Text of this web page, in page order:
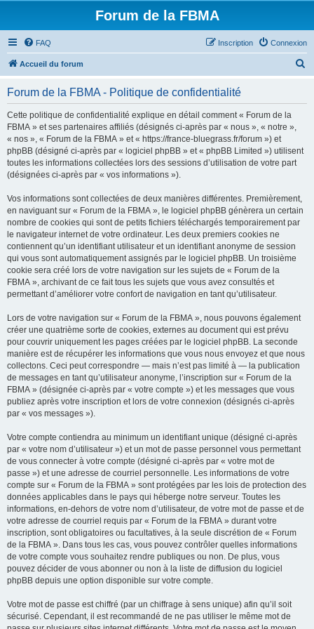
Forum de la FBMA
FAQ Connexion
Inscription
Accueil du forum
Forum de la FBMA - Politique de confidentialité
Cette politique de confidentialité explique en détail comment « Forum de la
FBMA » et ses partenaires affiliés (désignés ci-après par « nous », « notre »,
« nos », « Forum de la FBMA » et « https://france-bluegrass.fr/forum ») et
phpBB (désigné ci-après par « logiciel phpBB » et « phpBB Limited ») utilisent
toutes les informations collectées lors des sessions d’utilisation de votre part
(désignées ci-après par « vos informations »).
Vos informations sont collectées de deux manières différentes. Premièrement,
en naviguant sur « Forum de la FBMA », le logiciel phpBB génèrera un certain
nombre de cookies qui sont de petits fichiers téléchargés temporairement par
le navigateur internet de votre ordinateur. Les deux premiers cookies ne
contiennent qu’un identifiant utilisateur et un identifiant anonyme de session
qui vous sont automatiquement assignés par le logiciel phpBB. Un troisième
cookie sera créé lors de votre navigation sur les sujets de « Forum de la
FBMA », archivant de ce fait tous les sujets que vous avez consultés et
permettant d’améliorer votre confort de navigation en tant qu’utilisateur.
Lors de votre navigation sur « Forum de la FBMA », nous pouvons également
créer une quatrième sorte de cookies, externes au document qui est prévu
pour couvrir uniquement les pages créées par le logiciel phpBB. La seconde
manière est de récupérer les informations que vous nous envoyez et que nous
collectons. Ceci peut correspondre — mais n’est pas limité à — la publication
de messages en tant qu’utilisateur anonyme, l’inscription sur « Forum de la
FBMA » (désignée ci-après par « votre compte ») et les messages que vous
publiez après votre inscription et lors de votre connexion (désignés ci-après
par « vos messages »).
Votre compte contiendra au minimum un identifiant unique (désigné ci-après
par « votre nom d’utilisateur ») et un mot de passe personnel vous permettant
de vous connecter à votre compte (désigné ci-après par « votre mot de
passe ») et une adresse de courriel personnelle. Les informations de votre
compte sur « Forum de la FBMA » sont protégées par les lois de protection des
données applicables dans le pays qui héberge notre serveur. Toutes les
informations, en-dehors de votre nom d’utilisateur, de votre mot de passe et de
votre adresse de courriel requis par « Forum de la FBMA » durant votre
inscription, sont obligatoires ou facultatives, à la seule discrétion de « Forum
de la FBMA ». Dans tous les cas, vous pouvez contrôler quelles informations
de votre compte vous souhaitez rendre publiques ou non. De plus, vous
pouvez décider de vous abonner ou non à la liste de diffusion du logiciel
phpBB depuis une option disponible sur votre compte.
Votre mot de passe est chiffré (par un chiffrage à sens unique) afin qu’il soit
sécurisé. Cependant, il est recommandé de ne pas utiliser le même mot de